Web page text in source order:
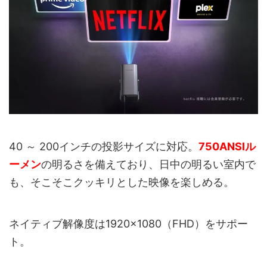
40 ～ 200インチの投影サイズに対応。 750ANSIル
ーメンの明るさを備えており、日中の明るい室内で
も、そこそこクッキリとした映像を楽しめる。
ネイティブ解像度は1920×1080（FHD）をサポー
ト。